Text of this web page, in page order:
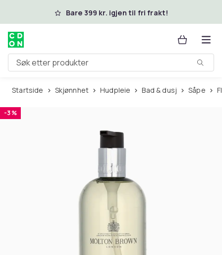
Hopp til hovedinnholdBare 399 kr. igjen til fri frakt!
Søk etter produkter
Startside Skjønnhet Hudpleie Bad & dusj Såpe
-3 %